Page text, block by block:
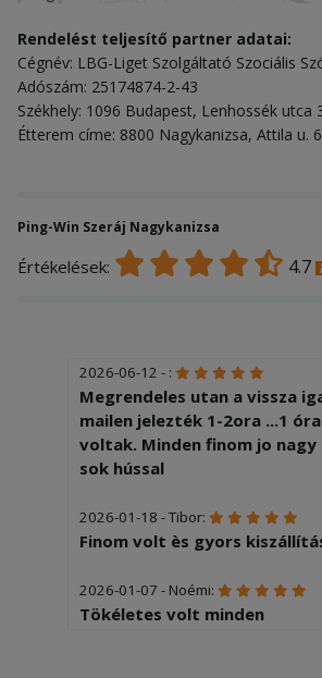
Rendelést teljesítő partner adatai:
Cégnév: LBG-Liget Szolgáltató Szociális
Adószám: 25174874-2-43
Székhely: 1096 Budapest, Lenhossék utca
Étterem címe: 8800 Nagykanizsa, Attila u.
Ping-Win Szeráj Nagykanizsa
Értékelések: 4.7
2026-06-12 - :
Megrendeles utan a vissza
mailen jelezték 1-2ora ...1
voltak. Minden finom jo
sok hússal
2026-01-18 - Tibor:
Finom volt ès gyors
2026-01-07 - Noémi:
Tökéletes volt minden